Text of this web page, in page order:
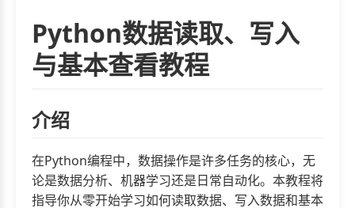
Python数据读取、写入
与基本查看教程
介绍
在Python编程中，数据操作是许多任务的核心，无
论是数据分析、机器学习还是日常自动化。本教程将
指导你从零开始学习如何读取数据、写入数据和基本